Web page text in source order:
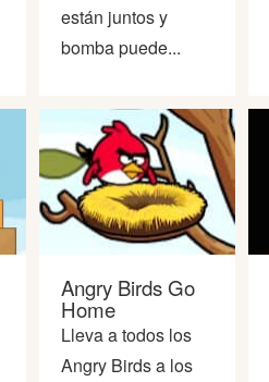
están juntos y
bomba puede...
Angry Birds Go
Home
Lleva a todos los
Angry Birds a los